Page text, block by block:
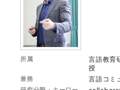
所属
言語教育
授
兼務 言語コミ